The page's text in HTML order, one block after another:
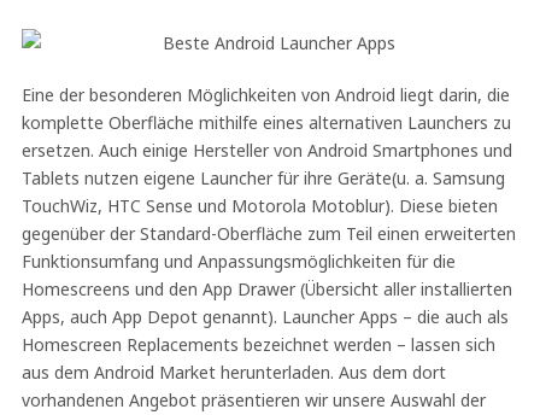
Eine der besonderen Möglichkeiten von Android liegt darin, die
komplette Oberfläche mithilfe eines alternativen Launchers zu
ersetzen. Auch einige Hersteller von Android Smartphones und
Tablets nutzen eigene Launcher für ihre Geräte(u. a. Samsung
TouchWiz, HTC Sense und Motorola Motoblur). Diese bieten
gegenüber der Standard-Oberfläche zum Teil einen erweiterten
Funktionsumfang und Anpassungsmöglichkeiten für die
Homescreens und den App Drawer (Übersicht aller installierten
Apps, auch App Depot genannt). Launcher Apps – die auch als
Homescreen Replacements bezeichnet werden – lassen sich
aus dem Android Market herunterladen. Aus dem dort
vorhandenen Angebot präsentieren wir unsere Auswahl der